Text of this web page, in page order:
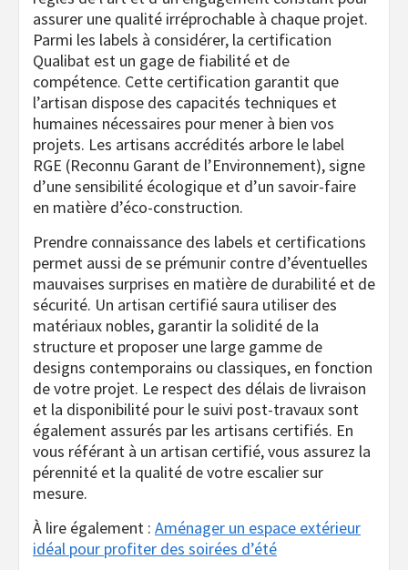
assurer une qualité irréprochable à chaque projet.
Parmi les labels à considérer, la certification
Qualibat est un gage de fiabilité et de
compétence. Cette certification garantit que
l’artisan dispose des capacités techniques et
humaines nécessaires pour mener à bien vos
projets. Les artisans accrédités arbore le label
RGE (Reconnu Garant de l’Environnement), signe
d’une sensibilité écologique et d’un savoir-faire
en matière d’éco-construction.
Prendre connaissance des labels et certifications
permet aussi de se prémunir contre d’éventuelles
mauvaises surprises en matière de durabilité et de
sécurité. Un artisan certifié saura utiliser des
matériaux nobles, garantir la solidité de la
structure et proposer une large gamme de
designs contemporains ou classiques, en fonction
de votre projet. Le respect des délais de livraison
et la disponibilité pour le suivi post-travaux sont
également assurés par les artisans certifiés. En
vous référant à un artisan certifié, vous assurez la
pérennité et la qualité de votre escalier sur
mesure.
À lire également : Aménager un espace extérieur
idéal pour profiter des soirées d’été